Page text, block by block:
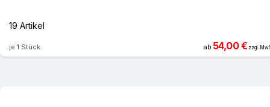
19 Artikel
je 1 Stück ab 54,00 € zzgl.